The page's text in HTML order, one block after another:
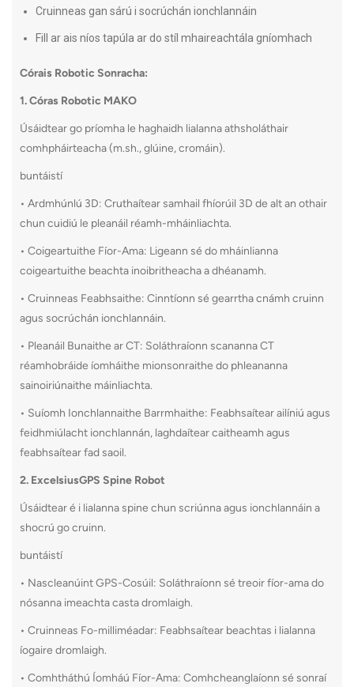
Cruinneas gan sárú i socrúchán ionchlannáin
Fill ar ais níos tapúla ar do stíl mhaireachtála gníomhach
Córais Robotic Sonracha:
1. Córas Robotic MAKO
Úsáidtear go príomha le haghaidh lialanna athsholáthair
comhpháirteacha (m.sh., glúine, cromáin).
buntáistí
• Ardmhúnlú 3D: Cruthaítear samhail fhíorúil 3D de alt an othair
chun cuidiú le pleanáil réamh-mháinliachta.
• Coigeartuithe Fíor-Ama: Ligeann sé do mháinlianna
coigeartuithe beachta inoibritheacha a dhéanamh.
• Cruinneas Feabhsaithe: Cinntíonn sé gearrtha cnámh cruinn
agus socrúchán ionchlannáin.
• Pleanáil Bunaithe ar CT: Soláthraíonn scananna CT
réamhobráide íomháithe mionsonraithe do phleananna
sainoiriúnaithe máinliachta.
• Suíomh Ionchlannaithe Barrmhaithe: Feabhsaítear ailíniú agus
feidhmiúlacht ionchlannán, laghdaítear caitheamh agus
feabhsaítear fad saoil.
2. ExcelsiusGPS Spine Robot
Úsáidtear é i lialanna spine chun scriúnna agus ionchlannáin a
shocrú go cruinn.
buntáistí
• Nascleanúint GPS-Cosúil: Soláthraíonn sé treoir fíor-ama do
nósanna imeachta casta dromlaigh.
• Cruinneas Fo-milliméadar: Feabhsaítear beachtas i lialanna
íogaire dromlaigh.
• Comhtháthú Íomháú Fíor-Ama: Comhcheanglaíonn sé sonraí